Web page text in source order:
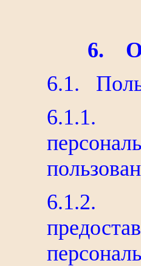
6.
6.1.
6.1.1.
6.1.2.